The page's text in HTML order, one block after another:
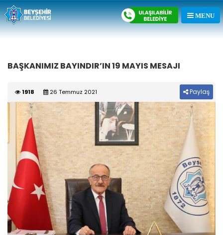
BAŞKANIMIZ BAYINDIR’IN 19 MAYIS MESAJI
1918 26 Temmuz 2021 Paylaş